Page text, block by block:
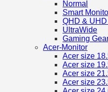
Normal
Smart
QHD &
UltraWide
Gaming
Acer-Monitor
Acer size
Acer size
Acer size
Acer size